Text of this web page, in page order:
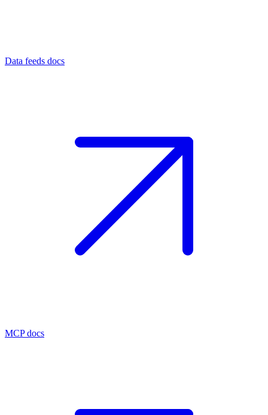
Data feeds docs
MCP docs